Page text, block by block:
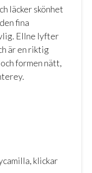
läcker skönhet
fina
Ellne lyfter
är en riktig
formen nätt,
klickar